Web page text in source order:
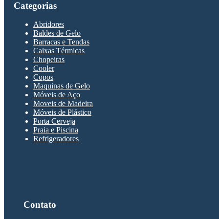
Categorias
Abridores
Baldes de Gelo
Barracas e Tendas
Caixas Térmicas
Chopeiras
Cooler
Copos
Maquinas de Gelo
Móveis de Aço
Moveis de Madeira
Móveis de Plástico
Porta Cerveja
Praia e Piscina
Refrigeradores
Contato